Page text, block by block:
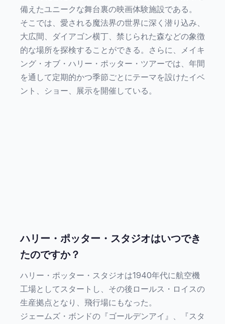
備えたユニークな舞台裏の映画体験施設である。
そこでは、愛される魔法界の世界に深く潜り込み、
大広間、ダイアゴン横丁、禁じられた森などの象徴
的な場所を探検することができる。さらに、メイキ
ング・オブ・ハリー・ポッター・ツアーでは、年間
を通して定期的かつ季節ごとにテーマを設けたイベ
ント、ショー、展示を開催している。
ハリー・ポッター・スタジオはいつでき
たのですか？
ハリー・ポッター・スタジオは1940年代に航空機
工場としてスタートし、その後ロールス・ロイスの
生産拠点となり、飛行場にもなった。
ジェームズ・ボンドの『ゴールデンアイ』、『スタ